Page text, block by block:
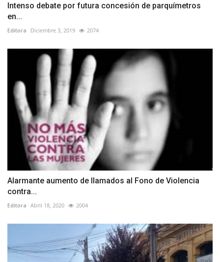
Intenso debate por futura concesión de parquímetros
en...
Editora Diciembre 3, 2019 2074
Alarmante aumento de llamados al Fono de Violencia
contra...
Editora Abril 18, 2020 2004